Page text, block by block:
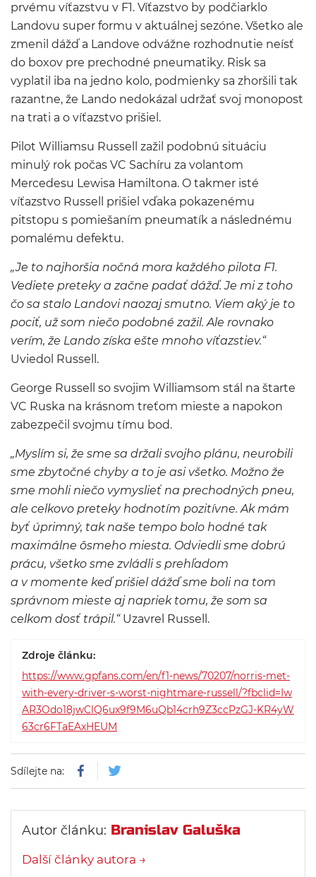
prvému víťazstvu v F1. Víťazstvo by podčiarklo
Landovu super formu v aktuálnej sezóne. Všetko ale
zmenil dážď a Landove odvážne rozhodnutie neísť
do boxov pre prechodné pneumatiky. Risk sa
vyplatil iba na jedno kolo, podmienky sa zhoršili tak
razantne, že Lando nedokázal udržať svoj monopost
na trati a o víťazstvo prišiel.
Pilot Williamsu Russell zažil podobnú situáciu
minulý rok počas VC Sachíru za volantom
Mercedesu Lewisa Hamiltona. O takmer isté
víťazstvo Russell prišiel vďaka pokazenému
pitstopu s pomiešaním pneumatík a následnému
pomalému defektu.
„Je to najhoršia nočná mora každého pilota F1.
Vediete preteky a začne padať dážď. Je mi z toho
čo sa stalo Landovi naozaj smutno. Viem aký je to
pociť, už som niečo podobné zažil. Ale rovnako
verím, že Lando získa ešte mnoho víťazstiev.“
Uviedol Russell.
George Russell so svojim Williamsom stál na štarte
VC Ruska na krásnom treťom mieste a napokon
zabezpečil svojmu tímu bod.
„Myslím si, že sme sa držali svojho plánu, neurobili
sme zbytočné chyby a to je asi všetko. Možno že
sme mohli niečo vymyslieť na prechodných pneu,
ale celkovo preteky hodnotím pozitívne. Ak mám
byť úprimný, tak naše tempo bolo hodné tak
maximálne ôsmeho miesta. Odviedli sme dobrú
prácu, všetko sme zvládli s prehľadom
a v momente keď prišiel dážď sme boli na tom
správnom mieste aj napriek tomu, že som sa
celkom dosť trápil.“ Uzavrel Russell.
Zdroje článku:
https://www.gpfans.com/en/f1-news/70207/norris-met-
with-every-driver-s-worst-nightmare-russell/?fbclid=Iw
AR3Odo18jwClQ6ux9f9M6uQb14crh9Z3ccPzGJ-KR4yW
63cr6FTaEAxHEUM
Sdílejte na:
Autor článku: Branislav Galuška
Další články autora →